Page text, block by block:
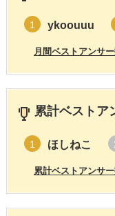
1 ykoouuu
月間ベストアンサ
累計ベストア
1 ほしねこ
累計ベストアンサ